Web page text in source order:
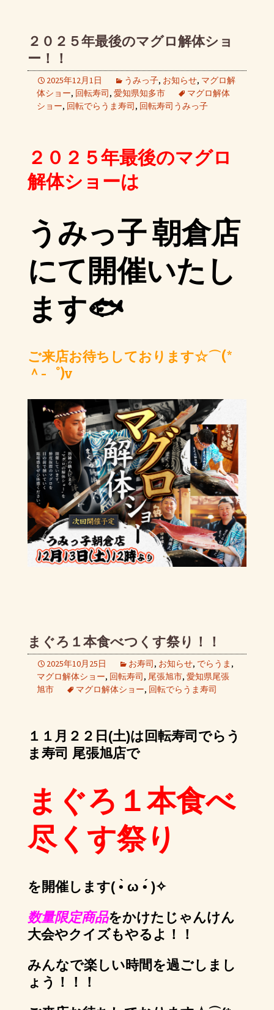
２０２５年最後のマグロ解体ショ
ー！！
2025年12月1日 うみっ子, お知らせ, マグロ解
体ショー, 回転寿司, 愛知県知多市
マグロ解体
ショー, 回転でらうま寿司, 回転寿司うみっ子
２０２５年最後のマグロ
解体ショーは
うみっ子 朝倉店
にて開催いたし
ます🐟
ご来店お待ちしております☆⌒(*
＾-゜)v
まぐろ１本食べつくす祭り！！
2025年10月25日 お寿司, お知らせ, でらうま ,
マグロ解体ショー, 回転寿司, 尾張旭市, 愛知県尾張
旭市
マグロ解体ショー, 回転でらうま寿司
１１月２２日(土)は回転寿司でらう
ま寿司 尾張旭店で
まぐろ１本食べ
尽くす祭り
を開催します( •̀ ω •́ )✧
数量限定商品をかけたじゃんけん
大会やクイズもやるよ！！
みんなで楽しい時間を過ごしまし
ょう！！！